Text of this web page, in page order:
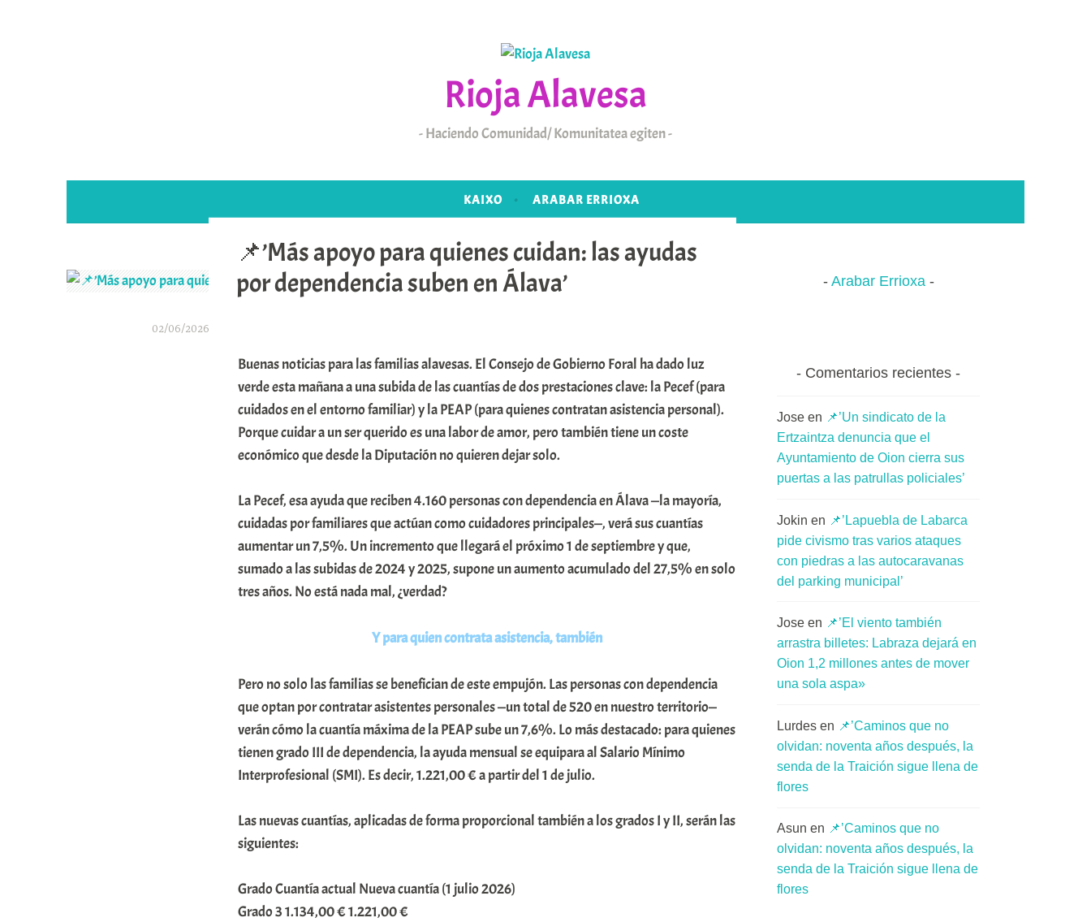
Rioja Alavesa
Haciendo Comunidad/ Komunitatea egiten
KAIXO ARABAR ERRIOXA
📌’Más apoyo para quienes cuidan: las ayudas
por dependencia suben en Álava’
02/06/2026
Buenas noticias para las familias alavesas. El Consejo de Gobierno Foral ha dado luz
verde esta mañana a una subida de las cuantías de dos prestaciones clave: la Pecef (para
cuidados en el entorno familiar) y la PEAP (para quienes contratan asistencia personal).
Porque cuidar a un ser querido es una labor de amor, pero también tiene un coste
económico que desde la Diputación no quieren dejar solo.
La Pecef, esa ayuda que reciben 4.160 personas con dependencia en Álava —la mayoría,
cuidadas por familiares que actúan como cuidadores principales—, verá sus cuantías
aumentar un 7,5%. Un incremento que llegará el próximo 1 de septiembre y que,
sumado a las subidas de 2024 y 2025, supone un aumento acumulado del 27,5% en solo
tres años. No está nada mal, ¿verdad?
Y para quien contrata asistencia, también
Pero no solo las familias se benefician de este empujón. Las personas con dependencia
que optan por contratar asistentes personales —un total de 520 en nuestro territorio—
verán cómo la cuantía máxima de la PEAP sube un 7,6%. Lo más destacado: para quienes
tienen grado III de dependencia, la ayuda mensual se equipara al Salario Mínimo
Interprofesional (SMI). Es decir, 1.221,00 € a partir del 1 de julio.
Las nuevas cuantías, aplicadas de forma proporcional también a los grados I y II, serán las
siguientes:
Grado Cuantía actual Nueva cuantía (1 julio 2026)
Grado 3 1.134,00 € 1.221,00 €
Arabar Errioxa
Comentarios recientes
Jose en 📌’Un sindicato de la
Ertzaintza denuncia que el
Ayuntamiento de Oion cierra sus
puertas a las patrullas policiales’
Jokin en 📌’Lapuebla de Labarca
pide civismo tras varios ataques
con piedras a las autocaravanas
del parking municipal’
Jose en 📌’El viento también
arrastra billetes: Labraza dejará en
Oion 1,2 millones antes de mover
una sola aspa»
Lurdes en 📌’Caminos que no
olvidan: noventa años después, la
senda de la Traición sigue llena de
flores
Asun en 📌’Caminos que no
olvidan: noventa años después, la
senda de la Traición sigue llena de
flores